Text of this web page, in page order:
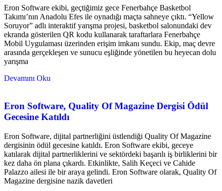
Eron Software ekibi, geçtiğimiz gece Fenerbahçe Basketbol
Takımı’nın Anadolu Efes ile oynadığı maçta sahneye çıktı. “Yellow
Soruyor” adlı interaktif yarışma projesi, basketbol salonundaki dev
ekranda gösterilen QR kodu kullanarak taraftarlara Fenerbahçe
Mobil Uygulaması üzerinden erişim imkanı sundu. Ekip, maç devre
arasında gerçekleşen ve sunucu eşliğinde yönetilen bu heyecan dolu
yarışma
Devamını Oku
Eron Software, Quality Of Magazine Dergisi Ödül
Gecesine Katıldı
Eron Software, dijital partnerliğini üstlendiği Quality Of Magazine
dergisinin ödül gecesine katıldı. Eron Software ekibi, geceye
katılarak dijital partnerliklerini ve sektördeki başarılı iş birliklerini bir
kez daha ön plana çıkardı. Etkinlikte, Salih Keçeci ve Cahide
Palazzo ailesi ile bir araya gelindi. Eron Software olarak, Quality Of
Magazine dergisine nazik davetleri